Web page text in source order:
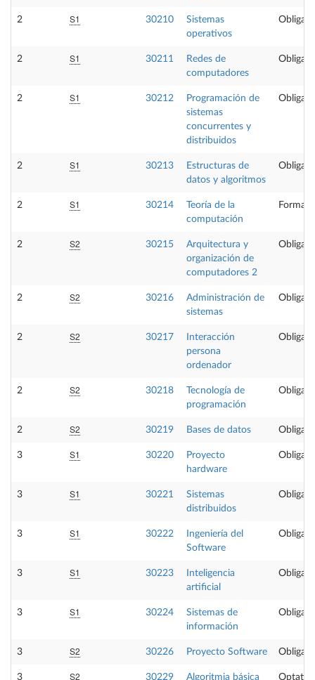
2 S1 30210
Sistemas
operativos
2 S1 30211
Redes de
computadores
2 S1 30212
Programación de
sistemas
concurrentes y
distribuidos
2 S1 30213
Estructuras de
datos y algoritmos
2 S1 30214
Teoría de la
computación
2 S2 30215
Arquitectura y
organización de
computadores 2
2 S2 30216
Administración de
sistemas
2 S2 30217
Interacción
persona
ordenador
2 S2 30218
Tecnología de
programación
2 S2 30219 Bases de datos
3 S1 30220
Proyecto
hardware
3 S1 30221
Sistemas
distribuidos
3 S1 30222
Ingeniería del
Software
3 S1 30223
Inteligencia
artificial
3 S1 30224
Sistemas de
información
3 S2 30226 Proyecto Software
3 S2 30229 Algoritmia básica